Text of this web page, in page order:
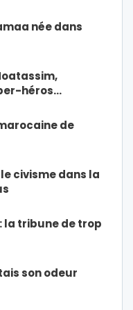
née dans
héros…
de
civisme dans la
la tribune de trop
son odeur